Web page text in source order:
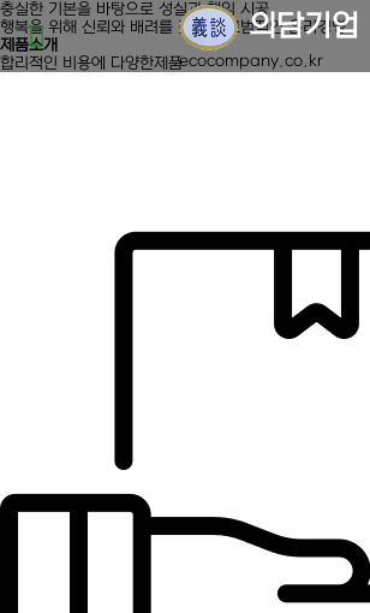
충실한 기본을 바탕으로 성실과 책임 시공
행복을 위해 신뢰와 배려를 갖추어 모범적인 윤리경영
제품소개
합리적인 비용에 다양한제품
의담기업
ecocompany co kr